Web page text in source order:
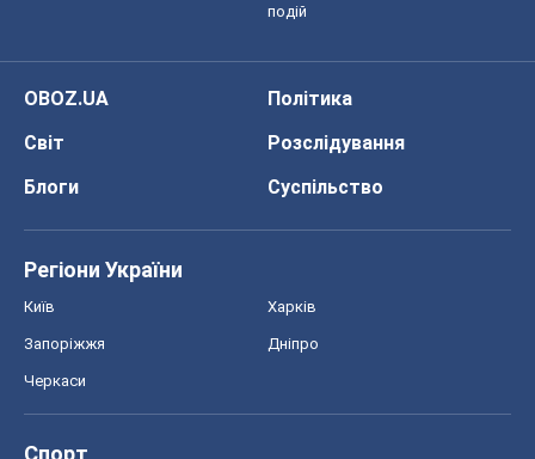
подій
OBOZ.UA
Політика
Світ
Розслідування
Блоги
Суспільство
Регіони України
Київ Харків
Запоріжжя Дніпро
Черкаси
Спорт